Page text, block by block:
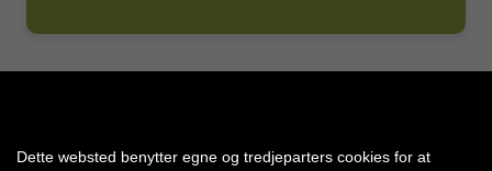
Når du har bestilt din rejse med Amisol Travel, kan du
før og under ferien:
Dette websted benytter egne og tredjeparters cookies for at